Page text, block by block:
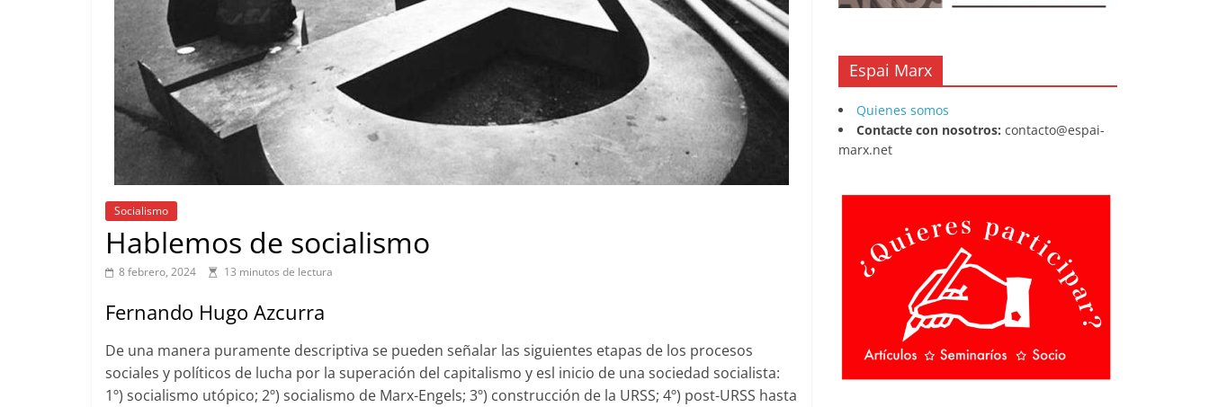
Socialismo
Hablemos de socialismo
8 febrero, 2024 13 minutos de lectura
Fernando Hugo Azcurra
De una manera puramente descriptiva se pueden señalar las siguientes etapas de los procesos
sociales y políticos de lucha por la superación del capitalismo y esl inicio de una sociedad socialista:
1º) socialismo utópico; 2º) socialismo de Marx-Engels; 3º) construcción de la URSS; 4º) post-URSS hasta
Espai Marx
Quienes somos
Contacte con nosotros: contacto@espai-
marx.net